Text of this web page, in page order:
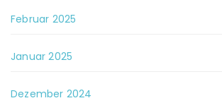
Februar 2025
Januar 2025
Dezember 2024